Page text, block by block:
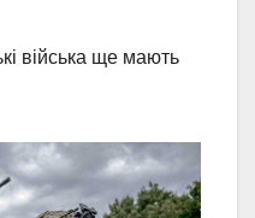
війська ще мають